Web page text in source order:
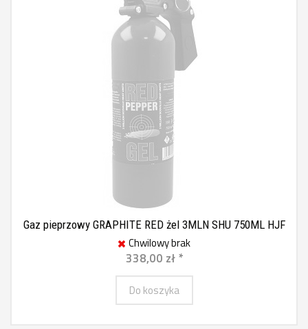
Gaz pieprzowy GRAPHITE RED żel 3MLN SHU 750ML HJF
Chwilowy brak
338,00 zł *
Do koszyka